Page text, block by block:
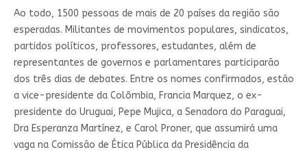
Ao todo, 1500 pessoas de mais de 20 países da região são
esperadas. Militantes de movimentos populares, sindicatos,
partidos políticos, professores, estudantes, além de
representantes de governos e parlamentares participarão
dos três dias de debates. Entre os nomes confirmados, estão
a vice-presidente da Colômbia, Francia Marquez, o ex-
presidente do Uruguai, Pepe Mujica, a Senadora do Paraguai,
Dra Esperanza Martínez, e Carol Proner, que assumirá uma
vaga na Comissão de Ética Pública da Presidência da